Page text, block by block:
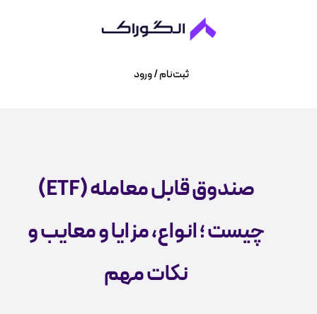
ثبت‌نام / ورود
صندوق قابل معامله (ETF)
چیست ؛ انواع، مزایا و معایب و
نکات مهم